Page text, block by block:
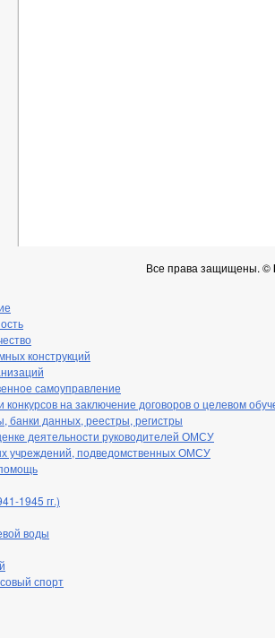
Все права защищены. ©
конструкций
самоуправление
на заключение договоров о целевом
данных, реестры, регистры
деятельности руководителей ОМСУ
учреждений, подведомственных ОМСУ
1945 гг.)
воды
спорт